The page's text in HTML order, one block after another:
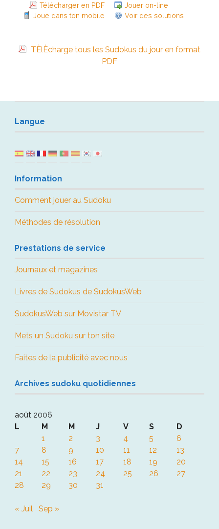
Télécharger en PDF
Jouer on-line
Joue dans ton mobile
Voir des solutions
TÈlÈcharge tous les Sudokus du jour en format
PDF
Langue
Information
Comment jouer au Sudoku
Méthodes de résolution
Prestations de service
Journaux et magazines
Livres de Sudokus de SudokusWeb
SudokusWeb sur Movistar TV
Mets un Sudoku sur ton site
Faites de la publicité avec nous
Archives sudoku quotidiennes
août 2006
L
M M J V S
D
1
2 3 4 5
6
7
8 9 10 11 12
13
14
15 16 17 18 19
20
21
22 23 24 25 26
27
28
29 30 31
« Juil Sep »